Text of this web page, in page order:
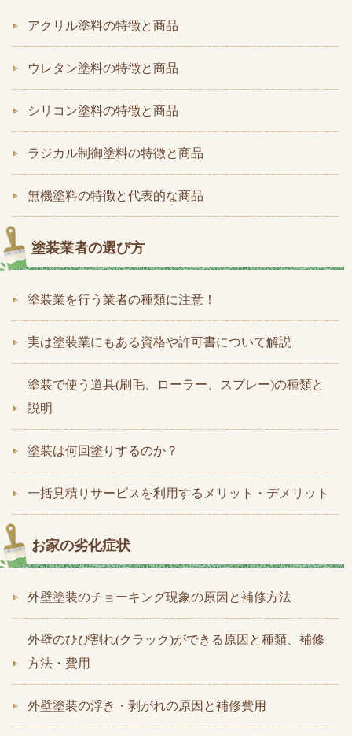
アクリル塗料の特徴と商品
ウレタン塗料の特徴と商品
シリコン塗料の特徴と商品
ラジカル制御塗料の特徴と商品
無機塗料の特徴と代表的な商品
塗装業者の選び方
塗装業を行う業者の種類に注意！
実は塗装業にもある資格や許可書について解説
塗装で使う道具(刷毛、ローラー、スプレー)の種類と
説明
塗装は何回塗りするのか？
一括見積りサービスを利用するメリット・デメリット
お家の劣化症状
外壁塗装のチョーキング現象の原因と補修方法
外壁のひび割れ(クラック)ができる原因と種類、補修
方法・費用
外壁塗装の浮き・剥がれの原因と補修費用